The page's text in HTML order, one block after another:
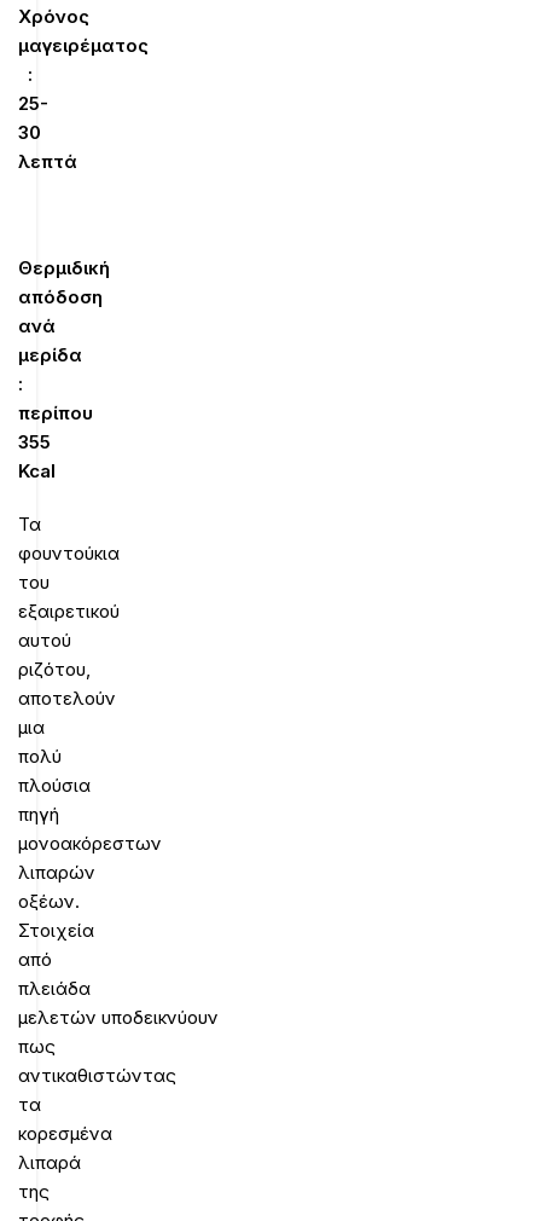
Χρόνος
μαγειρέματος
:
25-
30
λεπτά
Θερμιδική
απόδοση
ανά
μερίδα
:
περίπου
355
Kcal
Τα
φουντούκια
του
εξαιρετικού
αυτού
ριζότου,
αποτελούν
μια
πολύ
πλούσια
πηγή
μονοακόρεστων
λιπαρών
οξέων.
Στοιχεία
από
πλειάδα
μελετών υποδεικνύουν
πως
αντικαθιστώντας
τα
κορεσμένα
λιπαρά
της